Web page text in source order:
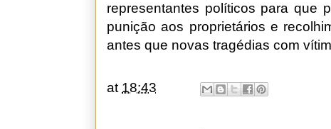
representantes políticos para que
punição aos proprietários e
antes que novas tragédias com
at 18:43